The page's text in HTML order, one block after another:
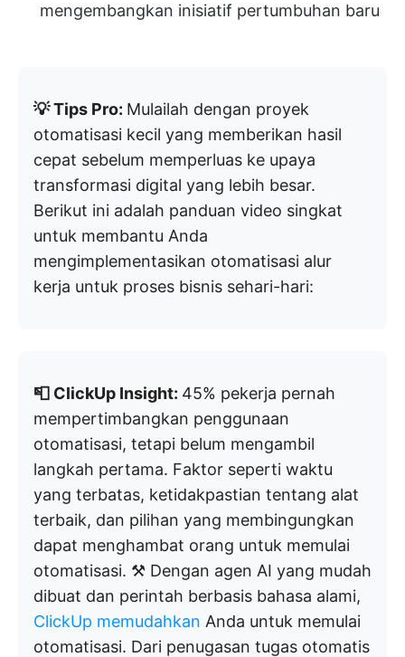
mengembangkan inisiatif pertumbuhan baru
💡 Tips Pro: Mulailah dengan proyek
otomatisasi kecil yang memberikan hasil
cepat sebelum memperluas ke upaya
transformasi digital yang lebih besar.
Berikut ini adalah panduan video singkat
untuk membantu Anda
mengimplementasikan otomatisasi alur
kerja untuk proses bisnis sehari-hari:
📮 ClickUp Insight: 45% pekerja pernah
mempertimbangkan penggunaan
otomatisasi, tetapi belum mengambil
langkah pertama. Faktor seperti waktu
yang terbatas, ketidakpastian tentang alat
terbaik, dan pilihan yang membingungkan
dapat menghambat orang untuk memulai
otomatisasi. ⚒️ Dengan agen AI yang mudah
dibuat dan perintah berbasis bahasa alami,
ClickUp memudahkan Anda untuk memulai
otomatisasi. Dari penugasan tugas otomatis